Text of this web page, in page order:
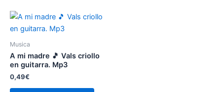
Musica
A mi madre 🎵 Vals criollo
en guitarra. Mp3
0,49€